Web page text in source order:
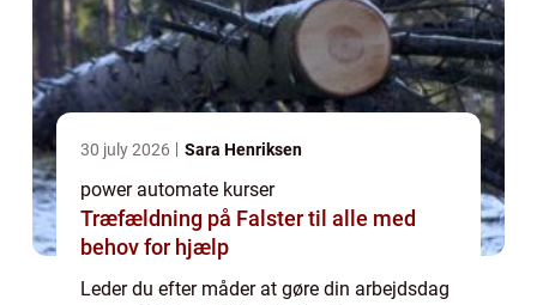
30 july 2026 Sara Henriksen
power automate kurser
Træfældning på Falster til alle med
behov for hjælp
Leder du efter måder at gøre din arbejdsdag